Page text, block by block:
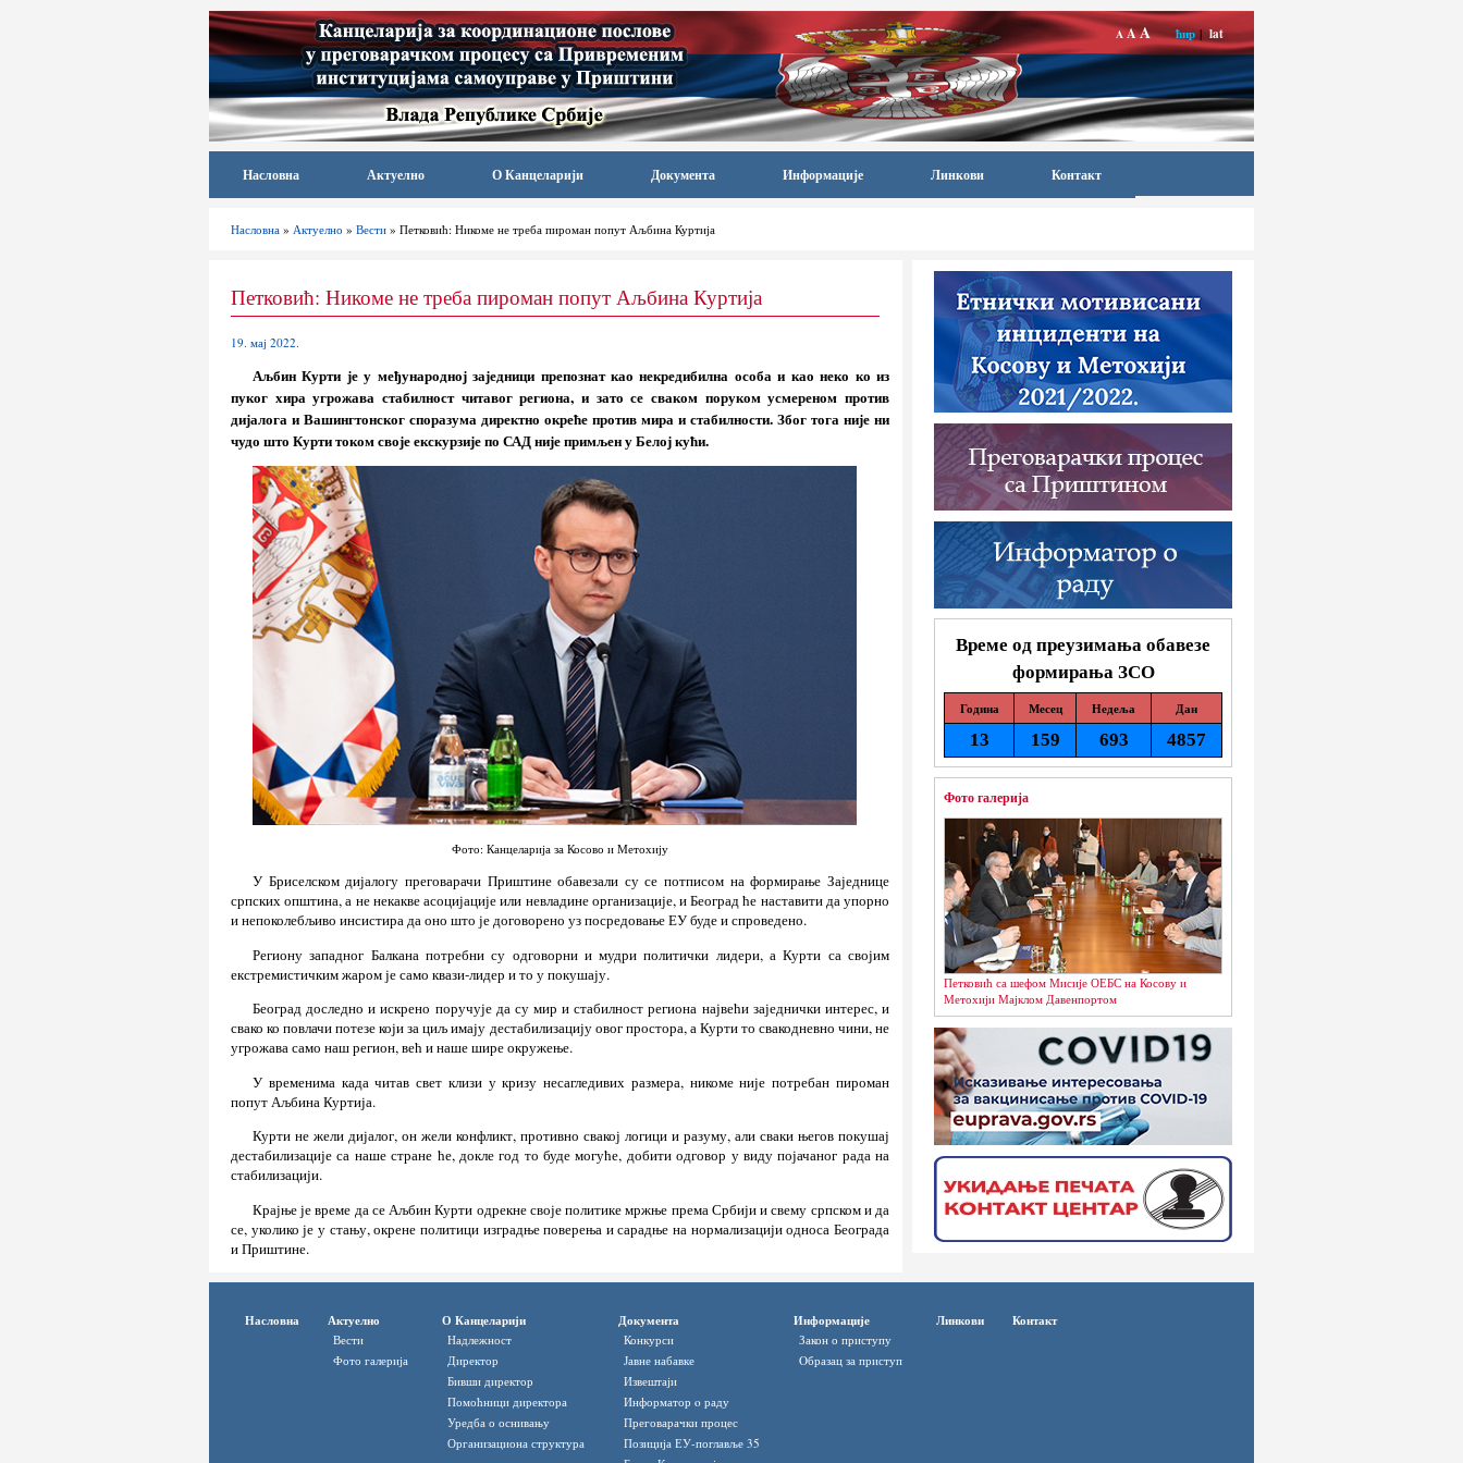
A AA ћир|lat
Насловна Актуелно О Канцеларији Документа Информације Линкови Контакт
Насловна » Актуелно » Вести » Петковић: Никоме не треба пироман попут Аљбина Куртија
Време од преузимања обавезе
формирања ЗСО
Година Месец Недеља Дан
13 159 693 4857
Фото галерија
Петковић са шефом Мисије ОЕБС на Косову и
Метохији Мајклом Давенпортом
Петковић: Никоме не треба пироман попут Аљбина Куртија
19. мај 2022.
Аљбин Курти је у међународној заједници препознат као некредибилна особа и као неко ко из
пуког хира угрожава стабилност читавог региона, и зато се сваком поруком усмереном против
дијалога и Вашингтонског споразума директно окреће против мира и стабилности. Због тога није ни
чудо што Курти током своје екскурзије по САД није примљен у Белој кући.
Фото: Канцеларија за Косово и Метохију
У Бриселском дијалогу преговарачи Приштине обавезали су се потписом на формирање Заједнице
српских општина, а не некакве асоцијације или невладине организације, и Београд ће наставити да упорно
и непоколебљиво инсистира да оно што је договорено уз посредовање ЕУ буде и спроведено.
Региону западног Балкана потребни су одговорни и мудри политички лидери, а Курти са својим
екстремистичким жаром је само квази-лидер и то у покушају.
Београд доследно и искрено поручује да су мир и стабилност региона највећи заједнички интерес, и
свако ко повлачи потезе који за циљ имају дестабилизацију овог простора, а Курти то свакодневно чини, не
угрожава само наш регион, већ и наше шире окружење.
У временима када читав свет клизи у кризу несагледивих размера, никоме није потребан пироман
попут Аљбина Куртија.
Курти не жели дијалог, он жели конфликт, противно свакој логици и разуму, али сваки његов покушај
дестабилизације са наше стране ће, докле год то буде могуће, добити одговор у виду појачаног рада на
стабилизацији.
Крајње је време да се Аљбин Курти одрекне своје политике мржње према Србији и свему српском и да
се, уколико је у стању, окрене политици изградње поверења и сарадње на нормализацији односа Београда
и Приштине.
Насловна Актуелно
Вести
Фото галерија
О Канцеларији
Надлежност
Директор
Бивши директор
Помоћници директора
Уредба о оснивању
Организациона структура
Документа
Конкурси
Јавне набавке
Извештаји
Информатор o раду
Преговарачки процес
Позиција ЕУ-поглавље 35
Информације
Закон о приступу
Oбразац за приступ
Линкови Контакт